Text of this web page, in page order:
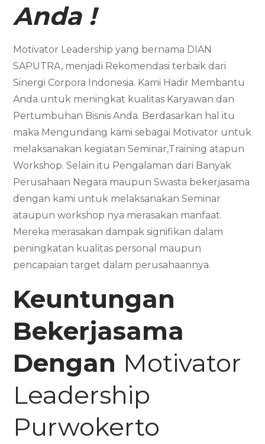
Anda !
Motivator Leadership yang bernama DIAN
SAPUTRA, menjadi Rekomendasi terbaik dari
Sinergi Corpora Indonesia. Kami Hadir Membantu
Anda untuk meningkat kualitas Karyawan dan
Pertumbuhan Bisnis Anda. Berdasarkan hal itu
maka Mengundang kami sebagai Motivator untuk
melaksanakan kegiatan Seminar,Training atapun
Workshop. Selain itu Pengalaman dari Banyak
Perusahaan Negara maupun Swasta bekerjasama
dengan kami untuk melaksanakan Seminar
ataupun workshop nya merasakan manfaat.
Mereka merasakan dampak signifikan dalam
peningkatan kualitas personal maupun
pencapaian target dalam perusahaannya.
Keuntungan
Bekerjasama
Dengan Motivator
Leadership
Purwokerto